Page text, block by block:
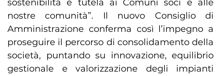
sostenibilità e tutela ai Comuni soci e alle
nostre comunità”. Il nuovo Consiglio di
Amministrazione conferma così l’impegno a
proseguire il percorso di consolidamento della
società, puntando su innovazione, equilibrio
gestionale e valorizzazione degli impianti